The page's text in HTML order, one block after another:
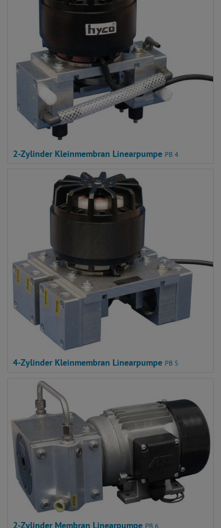
2-Zylinder Kleinmembran Linearpumpe PB 4
4-Zylinder Kleinmembran Linearpumpe PB 5
2-Zylinder Membran Linearpumpe